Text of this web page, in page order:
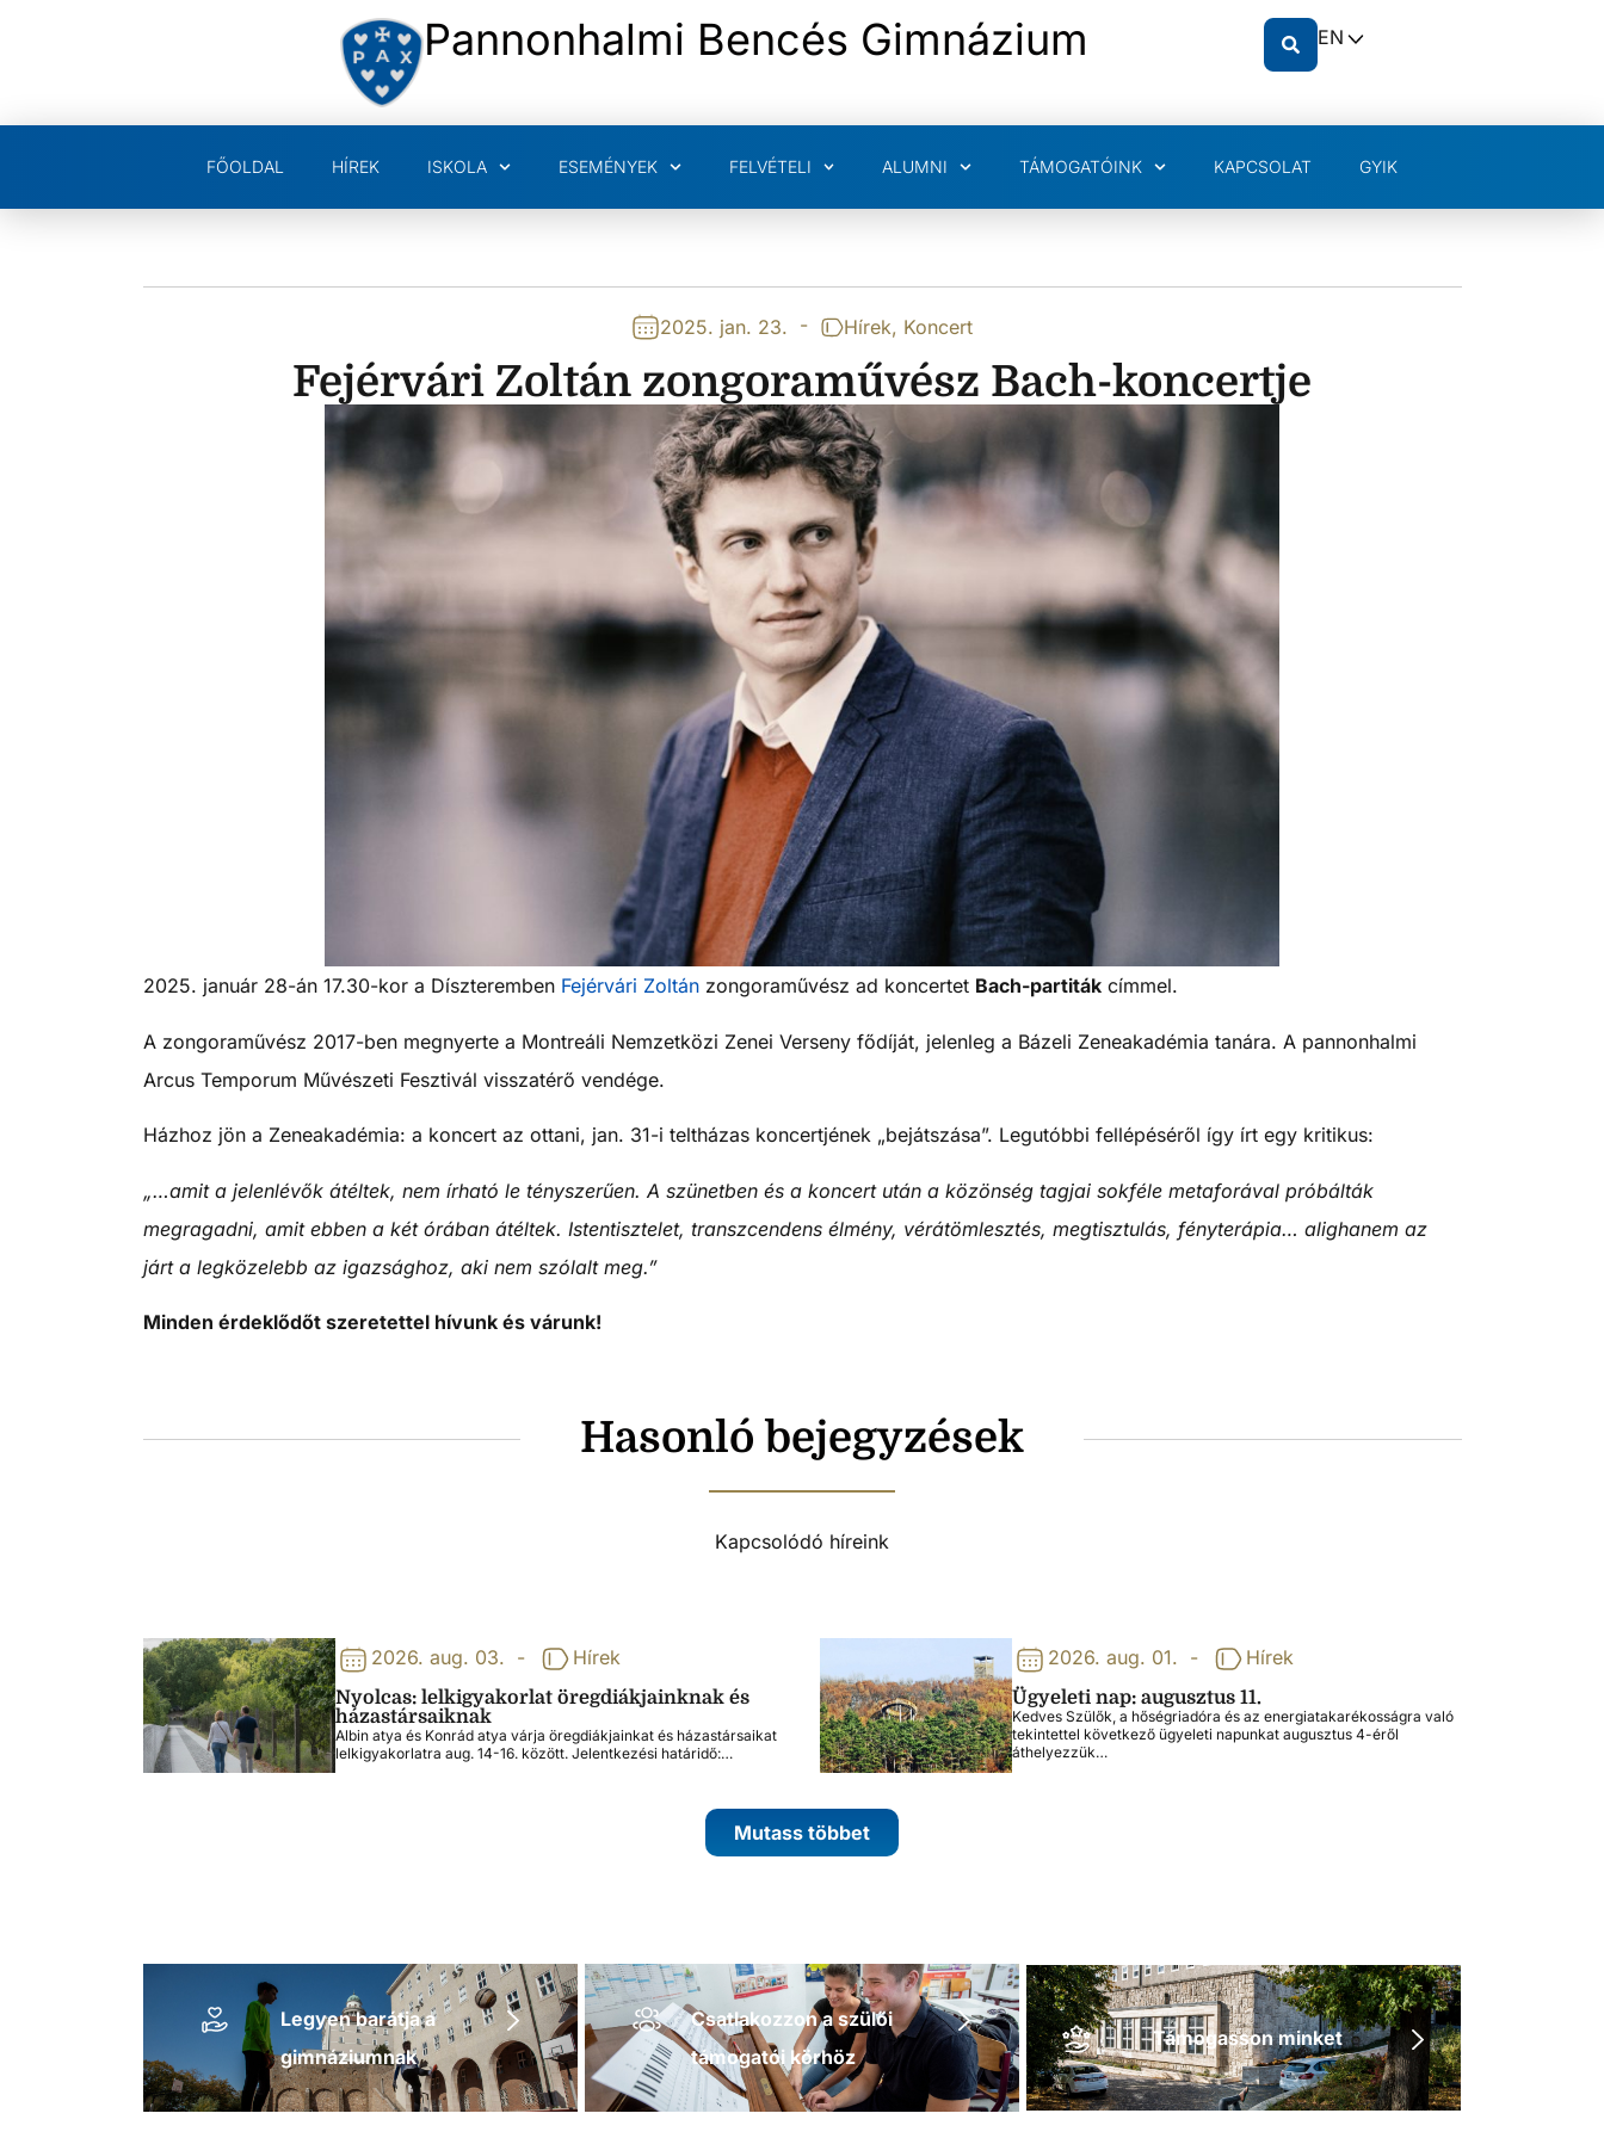
Pannonhalmi Bencés Gimnázium EN
FŐOLDAL HÍREK ISKOLA ESEMÉNYEK FELVÉTELI ALUMNI TÁMOGATÓINK KAPCSOLAT GYIK
2025. jan. 23. - Hírek, Koncert
Fejérvári Zoltán zongoraművész Bach-koncertje
2025. január 28-án 17.30-kor a Díszteremben Fejérvári Zoltánzongoraművész ad koncertet Bach-partitákcímmel.
A zongoraművész 2017-ben megnyerte a Montreáli Nemzetközi Zenei Verseny fődíját, jelenleg a Bázeli Zeneakadémia tanára. A pannonhalmi
Arcus Temporum Művészeti Fesztivál visszatérő vendége.
Házhoz jön a Zeneakadémia: a koncert az ottani, jan. 31-i teltházas koncertjének „bejátszása”. Legutóbbi fellépéséről így írt egy kritikus:
„…amit a jelenlévők átéltek, nem írható le tényszerűen. A szünetben és a koncert után a közönség tagjai sokféle metaforával próbálták
megragadni, amit ebben a két órában átéltek. Istentisztelet, transzcendens élmény, vérátömlesztés, megtisztulás, fényterápia… alighanem az
járt a legközelebb az igazsághoz, aki nem szólalt meg.”
Minden érdeklődőt szeretettel hívunk és várunk!
Hasonló bejegyzések
Kapcsolódó híreink
2026. aug. 03. - Hírek
Nyolcas: lelkigyakorlat öregdiákjainknak és
házastársaiknak
Albin atya és Konrád atya várja öregdiákjainkat és házastársaikat
lelkigyakorlatra aug. 14-16. között. Jelentkezési határidő:…
2026. aug. 01. - Hírek
Ügyeleti nap: augusztus 11.
Kedves Szülők, a hőségriadóra és az energiatakarékosságra való
tekintettel következő ügyeleti napunkat augusztus 4-éről
áthelyezzük…
Mutass többet
Legyen barátja a
gimnáziumnak
Csatlakozzon a szülői
támogatói körhöz
Támogasson minket